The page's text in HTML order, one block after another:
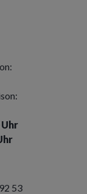
Uhr
53